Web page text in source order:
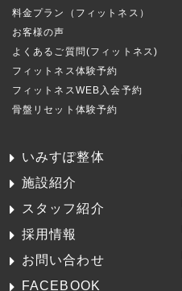
料金プラン（フィットネス）
お客様の声
よくあるご質問(フィットネス)
フィットネス体験予約
フィットネスWEB入会予約
骨盤リセット体験予約
いみすぽ整体
施設紹介
スタッフ紹介
採用情報
お問い合わせ
FACEBOOK